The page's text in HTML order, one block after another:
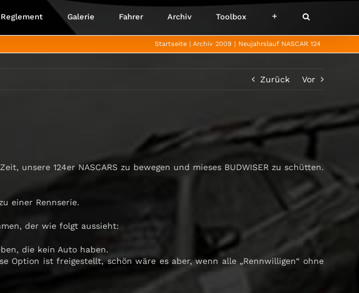
Reglement Galerie Fahrer Archiv Toolbox
Startseite Archiv 2009 Neujahrslauf NASCAR 124
Zurück Vor
unsere 124er NASCARS zu bewegen und mieses BUDWISER zu schütten.
einer Rennserie.
der wie folgt aussieht:
die kein Auto haben.
Option ist freigestellt, schön wäre es aber, wenn alle „Rennwilligen“ ohne